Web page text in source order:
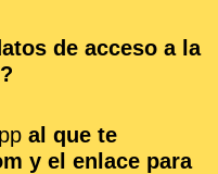
de acceso a la
al que te
y el enlace para